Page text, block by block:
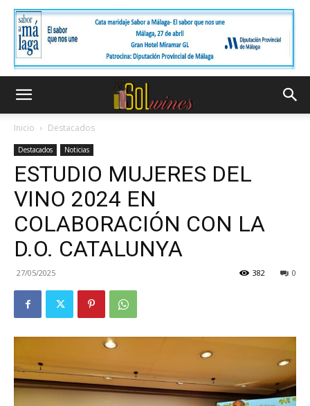
Inicio Destacados
Destacados Noticias
ESTUDIO MUJERES DEL
VINO 2024 EN
COLABORACIÓN CON LA
D.O. CATALUNYA
27/05/2025 0
382